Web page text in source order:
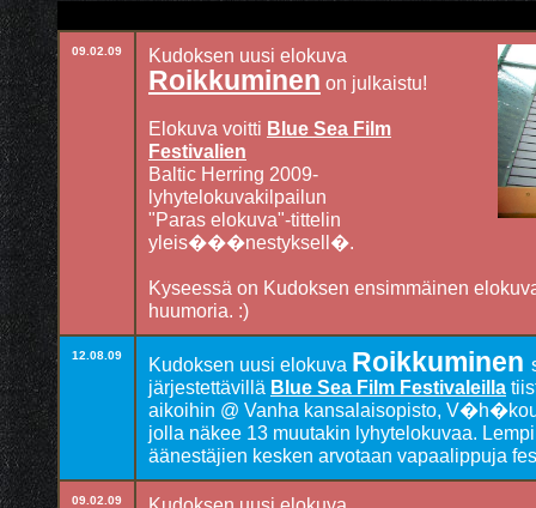
09.02.09 Kudoksen uusi elokuva
Roikkuminen on julkaistu!
Elokuva voitti Blue Sea Film
Festivalien
Baltic Herring 2009-
lyhytelokuvakilpailun
"Paras elokuva"-tittelin
yleis���nestyksell�.
Kyseessä on Kudoksen ensimmäinen
huumoria. :)
12.08.09 Kudoksen uusi elokuva Roikkuminen
järjestettävillä Blue Sea Film Festivaleilla
aikoihin @ Vanha kansalaisopisto,
jolla näkee 13 muutakin lyhytelokuvaa.
äänestäjien kesken arvotaan vapaalippuja
09.02.09